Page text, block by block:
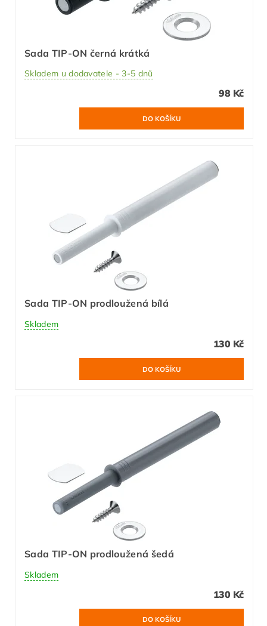
Sada TIP-ON černá krátká
Skladem u dodavatele - 3-5 dnů
98 Kč
Sada TIP-ON prodloužená bílá
Skladem
130 Kč
Sada TIP-ON prodloužená šedá
Skladem
130 Kč